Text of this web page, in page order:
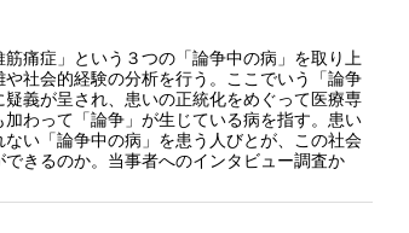
痛症」という３つの「論争中の病」を取り上
社会的経験の分析を行う。ここでいう「論争
義が呈され、患いの正統化をめぐって医療専
わって「論争」が生じている病を指す。患い
い「論争中の病」を患う人びとが、この社会
きるのか。当事者へのインタビュー調査か